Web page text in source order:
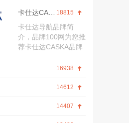
18815
卡仕达CASKA
卡仕达导航品牌简
介，品牌100网为您推
荐卡仕达CASKA品牌
商城、产品价格、联
16938
14612
14407